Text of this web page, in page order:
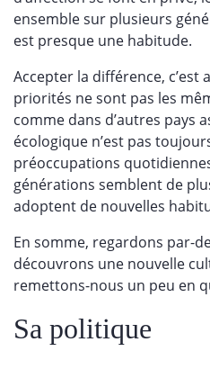
ensemble sur plusieurs
est presque une habitude.
Accepter la différence, c’est
priorités ne sont pas les
comme dans d’autres pays
écologique n’est pas
préoccupations
générations semblent de
adoptent de nouvelles
En somme, regardons par-
découvrons une nouvelle
remettons-nous un peu en
Sa politique